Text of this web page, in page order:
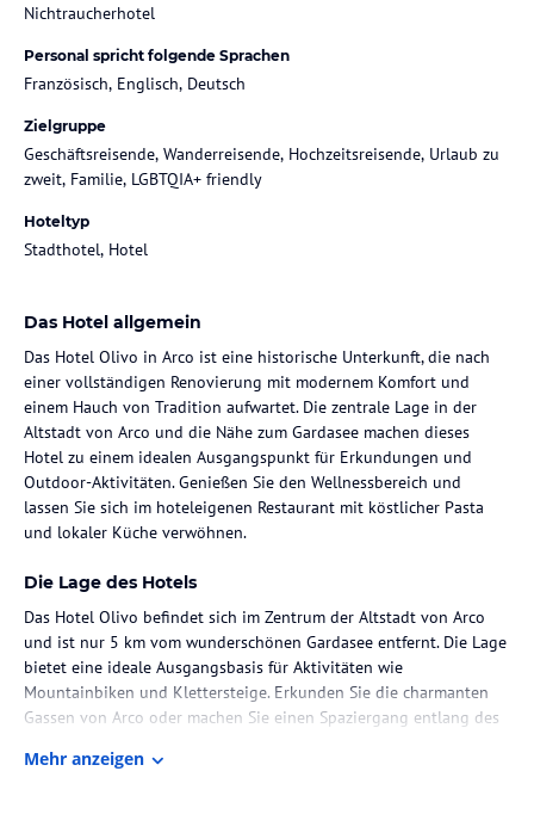
Nichtraucherhotel
Personal spricht folgende Sprachen
Französisch, Englisch, Deutsch
Zielgruppe
Geschäftsreisende, Wanderreisende, Hochzeitsreisende, Urlaub zu
zweit, Familie, LGBTQIA+ friendly
Hoteltyp
Stadthotel, Hotel
Das Hotel allgemein
Das Hotel Olivo in Arco ist eine historische Unterkunft, die nach
einer vollständigen Renovierung mit modernem Komfort und
einem Hauch von Tradition aufwartet. Die zentrale Lage in der
Altstadt von Arco und die Nähe zum Gardasee machen dieses
Hotel zu einem idealen Ausgangspunkt für Erkundungen und
Outdoor-Aktivitäten. Genießen Sie den Wellnessbereich und
lassen Sie sich im hoteleigenen Restaurant mit köstlicher Pasta
und lokaler Küche verwöhnen.
Die Lage des Hotels
Das Hotel Olivo befindet sich im Zentrum der Altstadt von Arco
und ist nur 5 km vom wunderschönen Gardasee entfernt. Die Lage
bietet eine ideale Ausgangsbasis für Aktivitäten wie
Mountainbiken und Klettersteige. Erkunden Sie die charmanten
Gassen von Arco oder machen Sie einen Spaziergang entlang des
Freizeitmöglichkeiten für Naturliebhaber und Abenteurer.
Mehr anzeigen